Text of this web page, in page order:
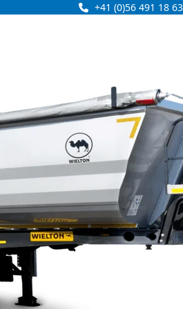
+41 (0)56 491 18 63